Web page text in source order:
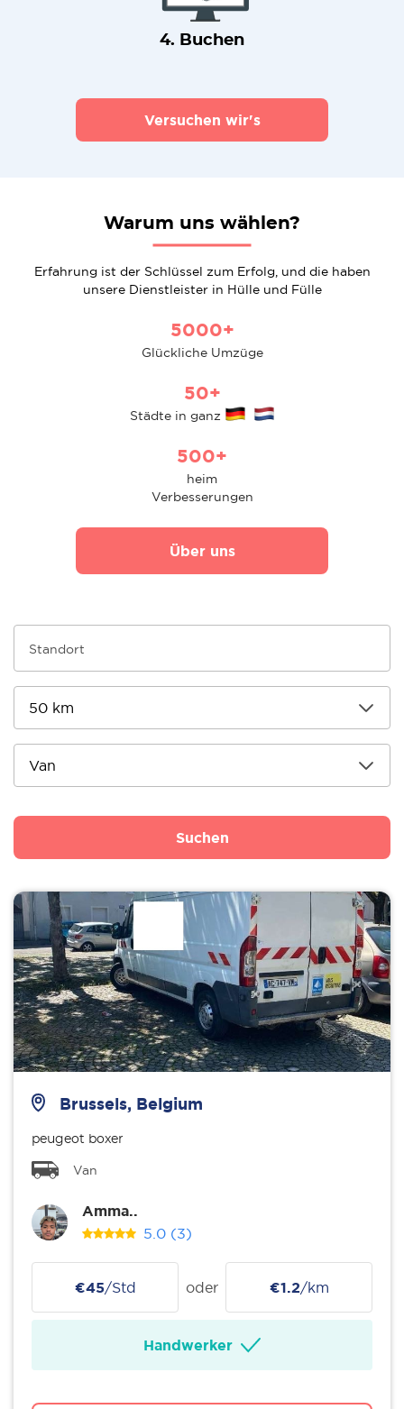
4. Buchen
Versuchen wir's
Warum uns wählen?
Erfahrung ist der Schlüssel zum Erfolg, und die haben
unsere Dienstleister in Hülle und Fülle
5000+
Glückliche Umzüge
50+
Städte in ganz
500+
heim
Verbesserungen
Über uns
Suchen
Brussels, Belgium
peugeot boxer
Van
Amma..
5.0 (3)
€45/Std oder €1.2/km
Handwerker